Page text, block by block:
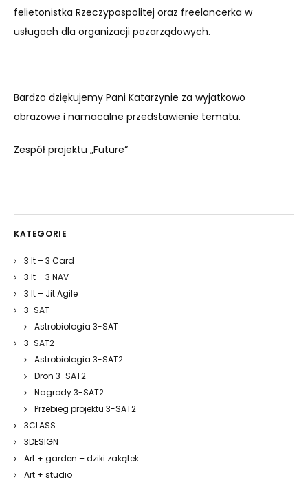
felietonistka Rzeczypospolitej oraz freelancerka w
usługach dla organizacji pozarządowych.
Bardzo dziękujemy Pani Katarzynie za wyjatkowo
obrazowe i namacalne przedstawienie tematu.
Zespół projektu „Future”
KATEGORIE
3 It – 3 Card
3 It – 3 NAV
3 It – Jit Agile
3-SAT
Astrobiologia 3-SAT
3-SAT2
Astrobiologia 3-SAT2
Dron 3-SAT2
Nagrody 3-SAT2
Przebieg projektu 3-SAT2
3CLASS
3DESIGN
Art + garden – dziki zakątek
Art + studio